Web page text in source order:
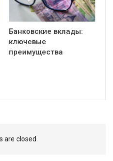
Банковские вклады:
ключевые
преимущества
are closed.